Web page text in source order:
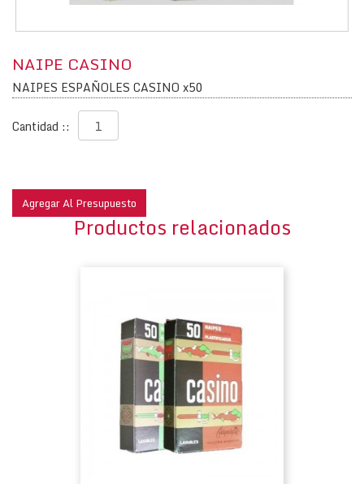
NAIPE CASINO
NAIPES ESPAÑOLES CASINO x50
Cantidad ::
Productos relacionados